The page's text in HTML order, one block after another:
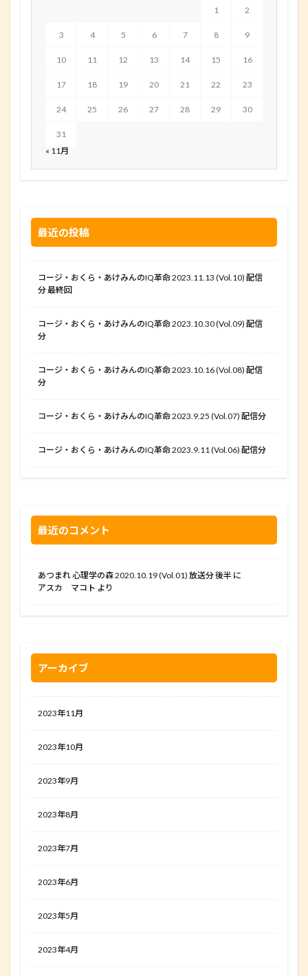
1 2
3 4 5 6 7 8 9
10 11 12 13 14 15 16
17 18 19 20 21 22 23
24 25 26 27 28 29 30
31
« 11月
最近の投稿
コージ・おくら・あけみんのIQ革命 2023.11.13 (Vol.10) 配信
分 最終回
コージ・おくら・あけみんのIQ革命 2023.10.30 (Vol.09) 配信
分
コージ・おくら・あけみんのIQ革命 2023.10.16 (Vol.08) 配信
分
コージ・おくら・あけみんのIQ革命 2023.9.25 (Vol.07) 配信分
コージ・おくら・あけみんのIQ革命 2023.9.11 (Vol.06) 配信分
最近のコメント
あつまれ 心理学の森 2020.10.19 (Vol.01) 放送分 後半 に
アスカ マコト より
アーカイブ
2023年11月
2023年10月
2023年9月
2023年8月
2023年7月
2023年6月
2023年5月
2023年4月